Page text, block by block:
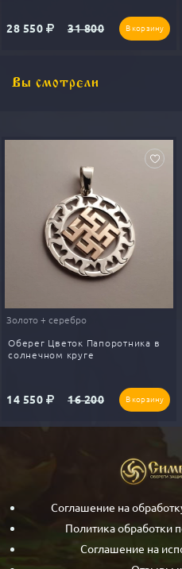
1000₽., на золотые изделия от
28 550 31 800 В корзину
Вы смотрели
Золото + серебро
Оберег Цветок Папоротника в
солнечном круге
14 550 16 200 В корзину
Соглашение на
Политика обработки
Соглашение на